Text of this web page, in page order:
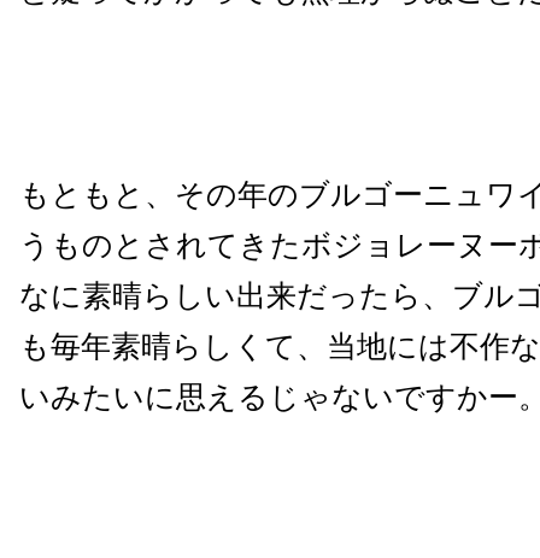
もともと、その年のブルゴーニュワ
うものとされてきたボジョレーヌー
なに素晴らしい出来だったら、ブル
も毎年素晴らしくて、当地には不作
いみたいに思えるじゃないですかー